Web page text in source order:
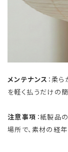
メンテナンス ：柔
を軽く払うだけの
注意事項 ：紙製品
場所で、素材の経